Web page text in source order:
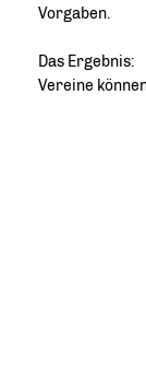
Vorgaben.
Das Ergebnis:
Vereine